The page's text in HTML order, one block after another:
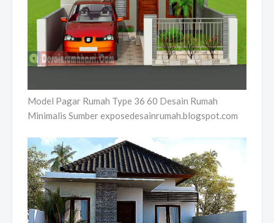
Model Pagar Rumah Type 36 60 Desain Rumah
Minimalis Sumber exposedesainrumah.blogspot.com